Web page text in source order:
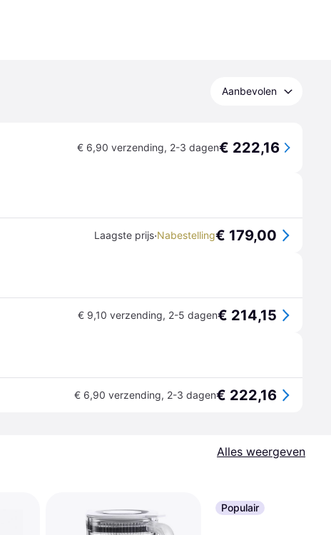
Aanbevolen
€ 6,90 verzending, 2-3 dagen€ 222,16
Laagste prijs·Nabestelling€ 179,00
€ 9,10 verzending, 2-5 dagen€ 214,15
€ 6,90 verzending, 2-3 dagen€ 222,16
Alles weergeven
Populair